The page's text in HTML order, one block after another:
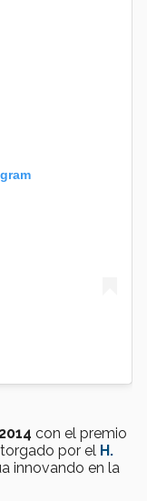
2014 con el premio
por el H.
innovando en la